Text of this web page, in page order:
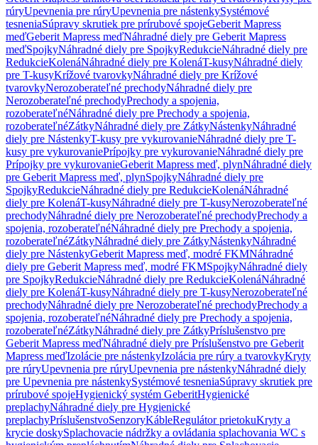
rúryUpevnenia pre rúryUpevnenia pre nástenkySystémové
tesneniaSúpravy skrutiek pre prírubové spojeGeberit Mapress
meďGeberit Mapress meďNáhradné diely pre Geberit Mapress
meďSpojkyNáhradné diely pre SpojkyRedukcieNáhradné diely pre
RedukcieKolenáNáhradné diely pre KolenáT-kusyNáhradné diely
pre T-kusyKrížové tvarovkyNáhradné diely pre Krížové
tvarovkyNerozoberateľné prechodyNáhradné diely pre
Nerozoberateľné prechodyPrechody a spojenia,
rozoberateľnéNáhradné diely pre Prechody a spojenia,
rozoberateľnéZátkyNáhradné diely pre ZátkyNástenkyNáhradné
diely pre NástenkyT-kusy pre vykurovanieNáhradné diely pre T-
kusy pre vykurovaniePrípojky pre vykurovanieNáhradné diely pre
Prípojky pre vykurovanieGeberit Mapress meď, plynNáhradné diely
pre Geberit Mapress meď, plynSpojkyNáhradné diely pre
SpojkyRedukcieNáhradné diely pre RedukcieKolenáNáhradné
diely pre KolenáT-kusyNáhradné diely pre T-kusyNerozoberateľné
prechodyNáhradné diely pre Nerozoberateľné prechodyPrechody a
spojenia, rozoberateľnéNáhradné diely pre Prechody a spojenia,
rozoberateľnéZátkyNáhradné diely pre ZátkyNástenkyNáhradné
diely pre NástenkyGeberit Mapress meď, modré FKMNáhradné
diely pre Geberit Mapress meď, modré FKMSpojkyNáhradné diely
pre SpojkyRedukcieNáhradné diely pre RedukcieKolenáNáhradné
diely pre KolenáT-kusyNáhradné diely pre T-kusyNerozoberateľné
prechodyNáhradné diely pre Nerozoberateľné prechodyPrechody a
spojenia, rozoberateľnéNáhradné diely pre Prechody a spojenia,
rozoberateľnéZátkyNáhradné diely pre ZátkyPríslušenstvo pre
Geberit Mapress meďNáhradné diely pre Príslušenstvo pre Geberit
Mapress meďIzolácie pre nástenkyIzolácia pre rúry a tvarovkyKryty
pre rúryUpevnenia pre rúryUpevnenia pre nástenkyNáhradné diely
pre Upevnenia pre nástenkySystémové tesneniaSúpravy skrutiek pre
prírubové spojeHygienický systém GeberitHygienické
preplachyNáhradné diely pre Hygienické
preplachyPríslušenstvoSenzoryKábleRegulátor prietokuKryty a
krycie doskySplachovacie nádržky a ovládania splachovania WC s